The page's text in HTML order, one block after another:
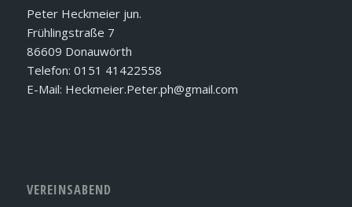
Peter Heckmeier jun.
Frühlingstraße 7
86609 Donauwörth
Telefon: 0151 41422558
E-Mail: Heckmeier.Peter.ph@gmail.com
VEREINSABEND